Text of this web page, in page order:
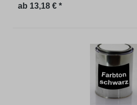
Regulärer Preis:
ab 13,18 € *